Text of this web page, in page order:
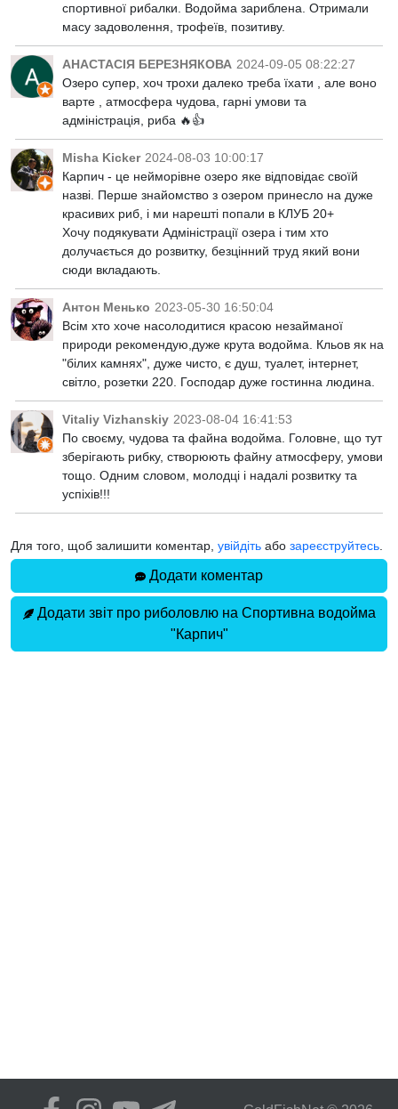
спортивної рибалки. Водойма зариблена. Отримали
масу задоволення, трофеїв, позитиву.
АНАСТАСІЯ БЕРЕЗНЯКОВА 2024-09-05 08:22:27
Озеро супер, хоч трохи далеко треба їхати , але воно
варте , атмосфера чудова, гарні умови та
адміністрація, риба 🔥👍
Misha Kicker 2024-08-03 10:00:17
Карпич - це нейморівне озеро яке відповідає своїй
назві. Перше знайомство з озером принесло на дуже
красивих риб, і ми нарешті попали в КЛУБ 20+
Хочу подякувати Адміністрації озера і тим хто
долучається до розвитку, безцінний труд який вони
сюди вкладають.
Антон Менько 2023-05-30 16:50:04
Всім хто хоче насолодитися красою незайманої
природи рекомендую,дуже крута водойма. Кльов як на
"білих камнях", дуже чисто, є душ, туалет, інтернет,
світло, розетки 220. Господар дуже гостинна людина.
Vitaliy Vizhanskiy 2023-08-04 16:41:53
По своєму, чудова та файна водойма. Головне, що тут
зберігають рибку, створюють файну атмосферу, умови
тощо. Одним словом, молодці і надалі розвитку та
успіхів!!!
Для того, щоб залишити коментар, увійдіть або зареєструйтесь.
Додати коментар
Додати звіт про риболовлю на Спортивна водойма
"Карпич"